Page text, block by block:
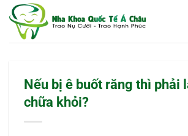
qua
Nếu bị ê buốt răng thì phải
chữa khỏi?